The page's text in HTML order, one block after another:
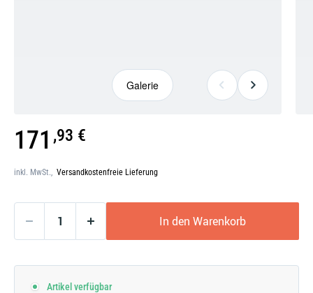
Galerie
öffnen
Galerie
171 ,93 €
inkl. MwSt., Versandkostenfreie Lieferung
In den Warenkorb
Artikel verfügbar